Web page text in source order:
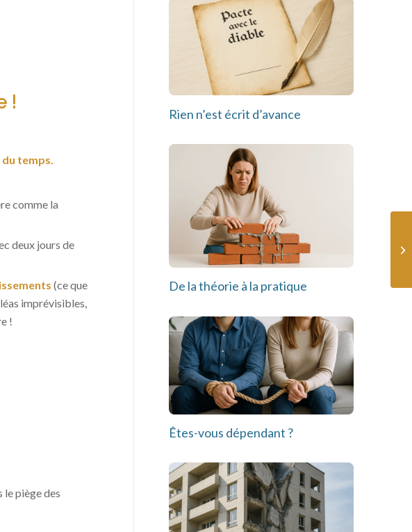
!
temps.
comme la
deux jours de
(ce que
imprévisibles,
!
le piège des
Rien n’est écrit d’avance
De la théorie à la pratique
Êtes-vous dépendant ?